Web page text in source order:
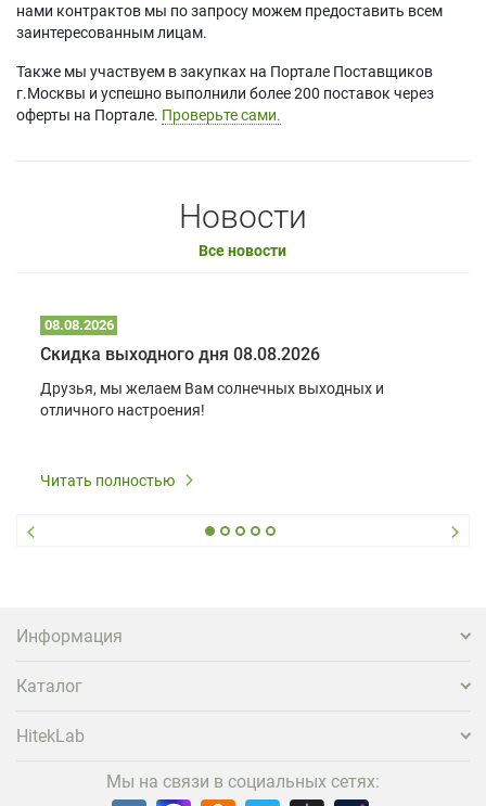
нами контрактов мы по запросу можем предоставить всем
заинтересованным лицам.
Также мы участвуем в закупках на Портале Поставщиков
г.Москвы и успешно выполнили более 200 поставок через
оферты на Портале. Проверьте сами.
Новости
Все новости
08.08.2026
Скидка выходного дня 08.08.2026
Друзья, мы желаем Вам солнечных выходных и
отличного настроения!
Читать полностью
Информация
Каталог
HitekLab
Мы на связи в социальных сетях: